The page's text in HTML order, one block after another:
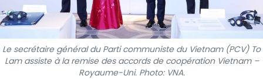
À PROPOS DU "PEUPLE"
TIẾNG VIỆT
Le secrétaire général du Parti communiste du Vietnam (PCV) To
Lam assiste à la remise des accords de coopération Vietnam –
Royaume-Uni. Photo: VNA.